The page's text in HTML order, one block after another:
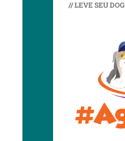
// LEVE SEU DOG